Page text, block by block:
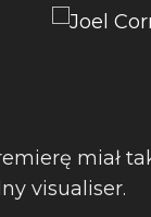
miał
visualiser.